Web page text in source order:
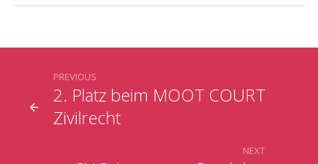
2. Platz beim MOOT COURT
Zivilrecht
PREVIOUS
NEXT